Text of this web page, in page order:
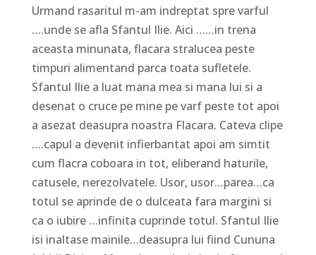
Urmand rasaritul m-am indreptat spre varful
….unde se afla Sfantul Ilie. Aici ……in trena
aceasta minunata, flacara stralucea peste
timpuri alimentand parca toata sufletele.
Sfantul Ilie a luat mana mea si mana lui si a
desenat o cruce pe mine pe varf peste tot apoi
a asezat deasupra noastra Flacara. Cateva clipe
….capul a devenit infierbantat apoi am simtit
cum flacra coboara in tot, eliberand haturile,
catusele, nerezolvatele. Usor, usor…parea…ca
totul se aprinde de o dulceata fara margini si
ca o iubire …infinita cuprinde totul. Sfantul Ilie
isi inaltase mainile…deasupra lui fiind Cununa